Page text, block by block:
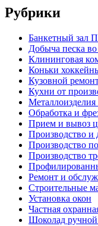
Рубрики
Банкетный зал
Добыча песка
Клининговая
Коньки
Кузовной
Кухни от
Металлоизделия
Обработка и
Прием и вывоз
Производство и
Производство
Производство
Ремонт и
Строительные
Установка окон
Частная
Шоколад